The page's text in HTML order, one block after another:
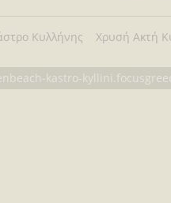
Κυλλήνης Χρυσή Ακτή
kastro-